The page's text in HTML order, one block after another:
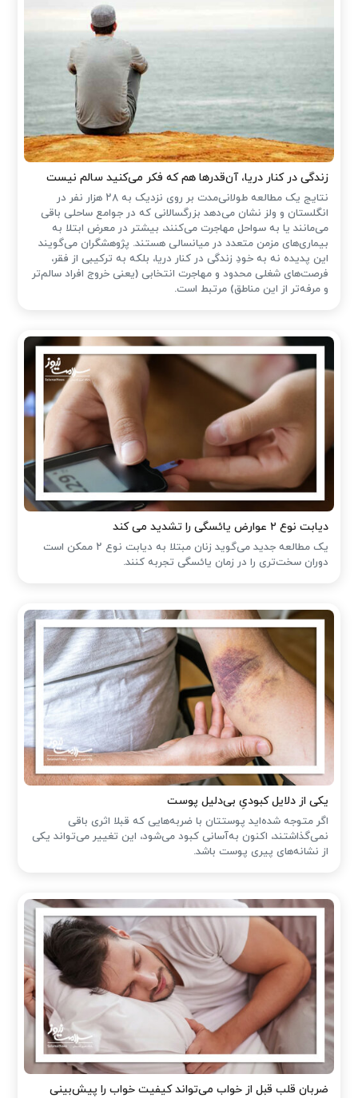
زندگی در کنار دریا، آن‌قدرها هم که فکر می‌کنید سالم نیست
نتایج یک مطالعه طولانی‌مدت بر روی نزدیک به ۲۸ هزار نفر در
انگلستان و ولز نشان می‌دهد بزرگسالانی که در جوامع ساحلی باقی
می‌مانند یا به سواحل مهاجرت می‌کنند، بیشتر در معرض ابتلا به
بیماری‌های مزمن متعدد در میانسالی هستند. پژوهشگران می‌گویند
این پدیده نه به خودِ زندگی در کنار دریا، بلکه به ترکیبی از فقر،
فرصت‌های شغلی محدود و مهاجرت انتخابی (یعنی خروج افراد سالم‌تر
و مرفه‌تر از این مناطق) مرتبط است.
دیابت نوع ۲ عوارض یائسگی را تشدید می کند
یک مطالعه جدید می‌گوید زنان مبتلا به دیابت نوع ۲ ممکن است
دوران سخت‌تری را در زمان یائسگی تجربه کنند.
یکی از دلایل کبودیِ بی‌دلیل پوست
اگر متوجه شده‌اید پوستتان با ضربه‌هایی که قبلا اثری باقی
نمی‌گذاشتند، اکنون به‌آسانی کبود می‌شود، این تغییر می‌تواند یکی
از نشانه‌های پیری پوست باشد.
ضربان قلب قبل از خواب می‌تواند کیفیت خواب را پیش‌بینی